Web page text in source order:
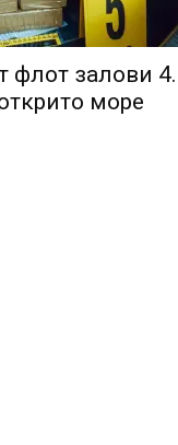
флот залови
море